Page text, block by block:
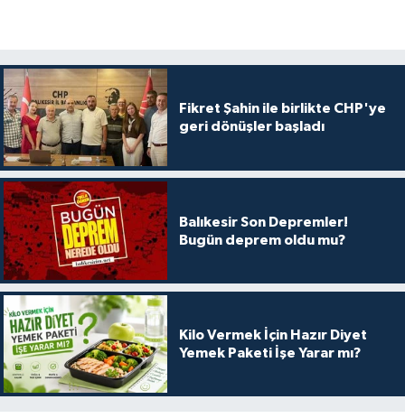
Fikret Şahin ile birlikte CHP'ye
geri dönüşler başladı
Balıkesir Son Depremler!
Bugün deprem oldu mu?
Kilo Vermek İçin Hazır Diyet
Yemek Paketi İşe Yarar mı?